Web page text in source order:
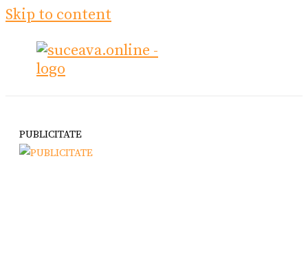
Skip to content
PUBLICITATE